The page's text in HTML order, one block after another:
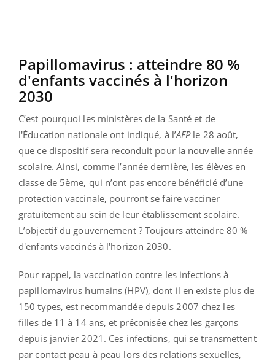
Papillomavirus : atteindre 80 %
d'enfants vaccinés à l'horizon
2030
C’est pourquoi les ministères de la Santé et de
l'Éducation nationale ont indiqué, à l’AFPle 28 août,
que ce dispositif sera reconduit pour la nouvelle année
scolaire. Ainsi, comme l’année dernière, les élèves en
classe de 5ème, qui n’ont pas encore bénéficié d’une
protection vaccinale, pourront se faire vacciner
gratuitement au sein de leur établissement scolaire.
L’objectif du gouvernement ? Toujours atteindre 80 %
d'enfants vaccinés à l'horizon 2030.
Pour rappel, la vaccination contre les infections à
papillomavirus humains (HPV), dont il en existe plus de
150 types, est recommandée depuis 2007 chez les
filles de 11 à 14 ans, et préconisée chez les garçons
depuis janvier 2021. Ces infections, qui se transmettent
par contact peau à peau lors des relations sexuelles,